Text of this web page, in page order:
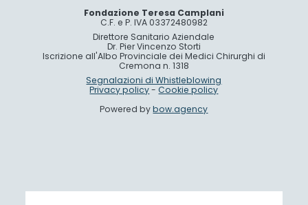
Fondazione Teresa Camplani
C.F. e P. IVA 03372480982
Direttore Sanitario Aziendale
Dr. Pier Vincenzo Storti
Iscrizione all'Albo Provinciale dei Medici Chirurghi di
Cremona n. 1318
Segnalazioni di Whistleblowing
Privacy policy-Cookie policy
Powered bybow.agency